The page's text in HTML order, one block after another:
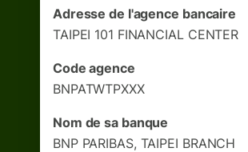
Adresse de l'agence bancaire
TAIPEI 101 FINANCIAL CENTER
Code agence
BNPATWTPXXX
Nom de sa banque
BNP PARIBAS, TAIPEI BRANCH